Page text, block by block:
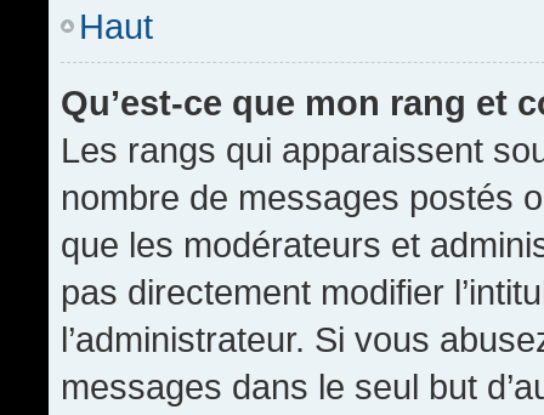
Haut
Qu’est-ce que mon rang et
Les rangs qui apparaissent
nombre de messages postés
que les modérateurs et
pas directement modifier
l’administrateur. Si vous
messages dans le seul but